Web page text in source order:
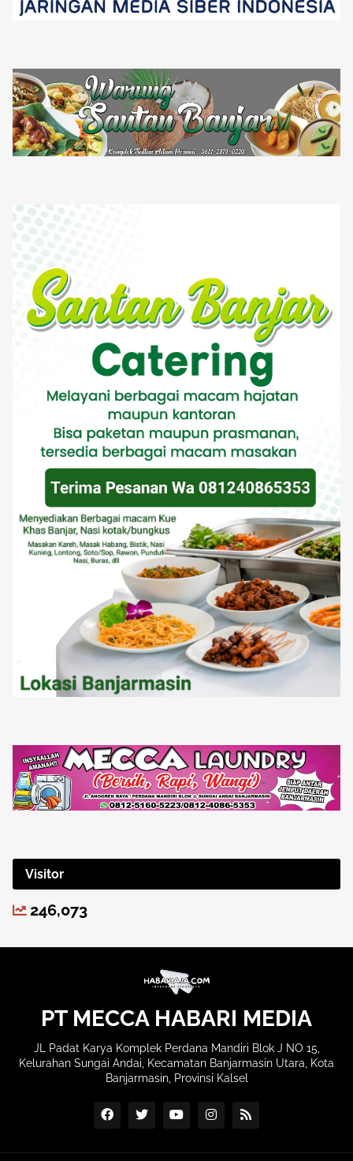
Visitor
246,073
PT MECCA HABARI MEDIA
JL Padat Karya Komplek Perdana Mandiri Blok J NO 15,
Kelurahan Sungai Andai, Kecamatan Banjarmasin Utara, Kota
Banjarmasin, Provinsi Kalsel